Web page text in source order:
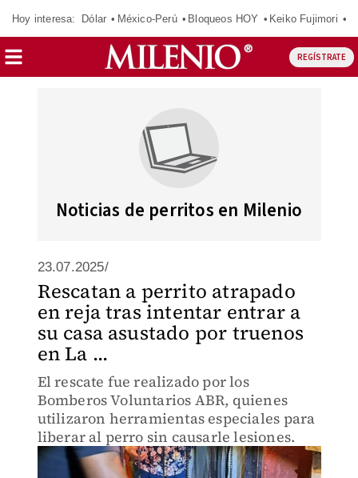
Hoy interesa: Dólar México-Perú Bloqueos HOY Keiko Fujimori
REGÍSTRATE
Noticias de perritos en Milenio
23.07.2025/
Rescatan a perrito atrapado
en reja tras intentar entrar a
su casa asustado por truenos
en La ...
El rescate fue realizado por los
Bomberos Voluntarios ABR, quienes
utilizaron herramientas especiales para
liberar al perro sin causarle lesiones.